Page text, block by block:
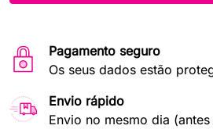
Pagamento seguro
Os seus dados estão
Envio rápido
Envio no mesmo dia (antes